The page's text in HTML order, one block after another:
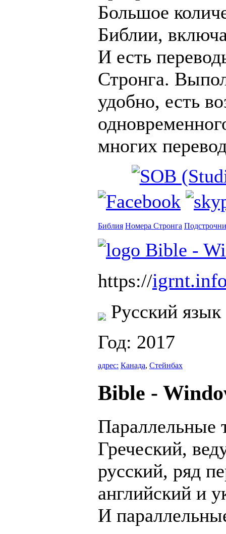
Большое
Библии,
И есть
Стронга.
удобно, есть
многих
Библия Номера Стронга
https://
Русский
Год: 2017
адрес: Канада, Стейнбах
Bible -
Параллельные
Греческий,
русский, ряд
английский и
И